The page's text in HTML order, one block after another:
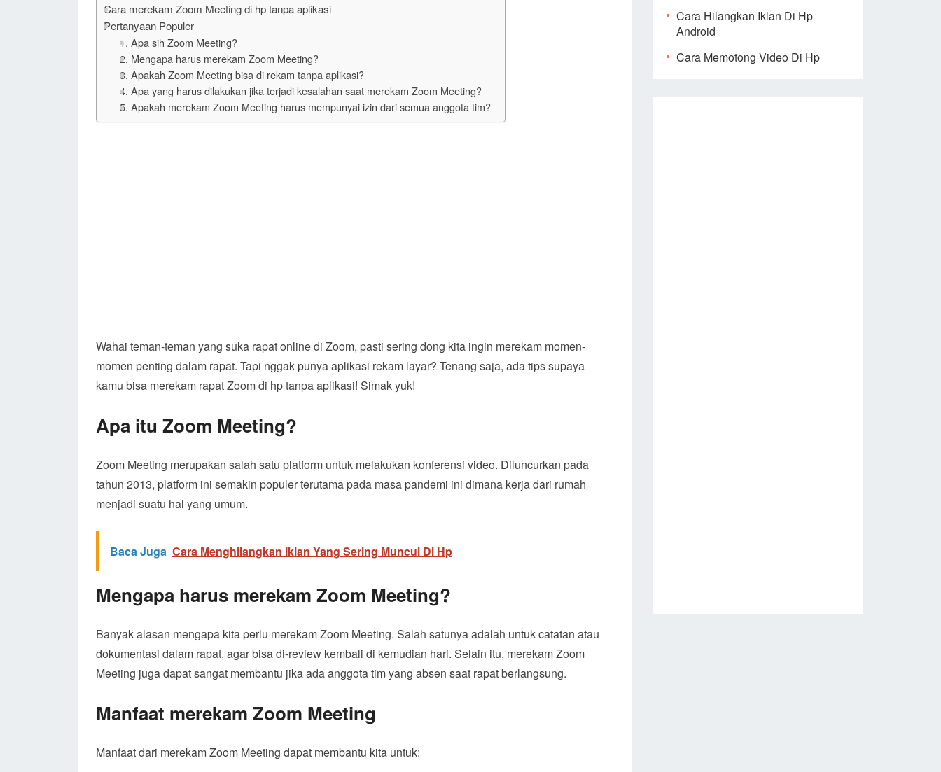
Cara merekam Zoom Meeting di hp tanpa aplikasi
Pertanyaan Populer
1. Apa sih Zoom Meeting?
2. Mengapa harus merekam Zoom Meeting?
3. Apakah Zoom Meeting bisa di rekam tanpa aplikasi?
4. Apa yang harus dilakukan jika terjadi kesalahan saat merekam Zoom Meeting?
5. Apakah merekam Zoom Meeting harus mempunyai izin dari semua anggota tim?
Wahai teman-teman yang suka rapat online di Zoom, pasti sering dong kita ingin merekam momen-
momen penting dalam rapat. Tapi nggak punya aplikasi rekam layar? Tenang saja, ada tips supaya
kamu bisa merekam rapat Zoom di hp tanpa aplikasi! Simak yuk!
Apa itu Zoom Meeting?
Zoom Meeting merupakan salah satu platform untuk melakukan konferensi video. Diluncurkan pada
tahun 2013, platform ini semakin populer terutama pada masa pandemi ini dimana kerja dari rumah
menjadi suatu hal yang umum.
Baca Juga Cara Menghilangkan Iklan Yang Sering Muncul Di Hp
Mengapa harus merekam Zoom Meeting?
Banyak alasan mengapa kita perlu merekam Zoom Meeting. Salah satunya adalah untuk catatan atau
dokumentasi dalam rapat, agar bisa di-review kembali di kemudian hari. Selain itu, merekam Zoom
Meeting juga dapat sangat membantu jika ada anggota tim yang absen saat rapat berlangsung.
Manfaat merekam Zoom Meeting
Manfaat dari merekam Zoom Meeting dapat membantu kita untuk:
Cara Hilangkan Iklan Di Hp
Android
Cara Memotong Video Di Hp